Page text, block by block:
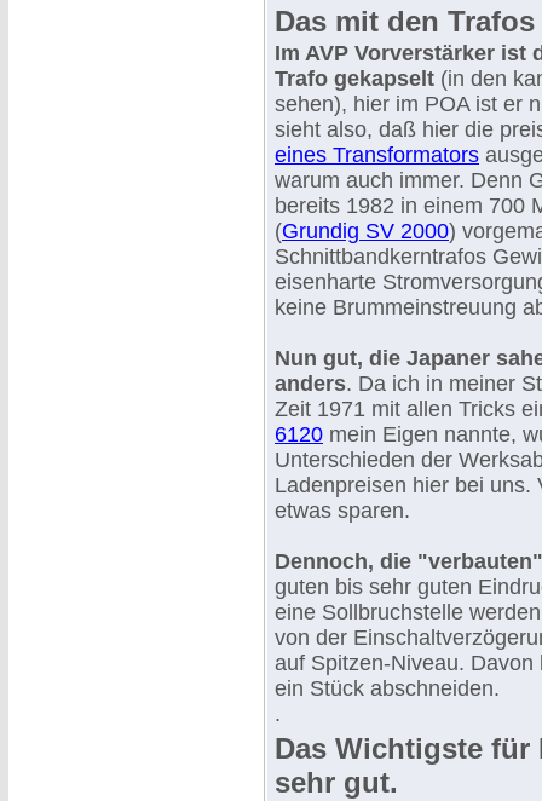
Das mit den
Im AVP Vorverstärker ist
Trafo gekapselt (in den
sehen), hier im POA ist er
sieht also, daß hier die
eines Transformators
warum auch immer. Denn
bereits 1982 in einem 700
(Grundig SV 2000)
Schnittbandkerntrafos
eisenharte
keine Brummeinstreuung
Nun gut, die Japaner
anders. Da ich in meiner
Zeit 1971 mit allen Tricks
6120 mein Eigen nannte,
Unterschieden der
Ladenpreisen hier bei
etwas sparen.
Dennoch, die
guten bis sehr guten
eine Sollbruchstelle
von der
auf Spitzen-Niveau.
ein Stück abschneiden.
.
Das Wichtigste
sehr gut.